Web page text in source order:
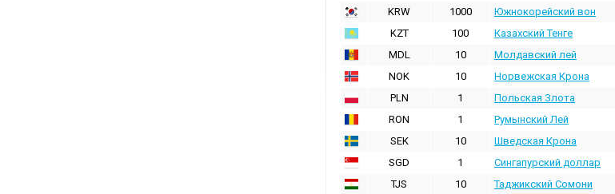
KRW
1000 Южнокорейский вон
KZT
100 Казахский Тенге
MDL
10 Молдавский лей
NOK
10 Норвежская Крона
PLN
1 Польская Злота
RON
1 Румынский Лей
SEK
10 Шведская Крона
SGD
1 Сингапурский доллар
TJS
10 Таджикский Сомони